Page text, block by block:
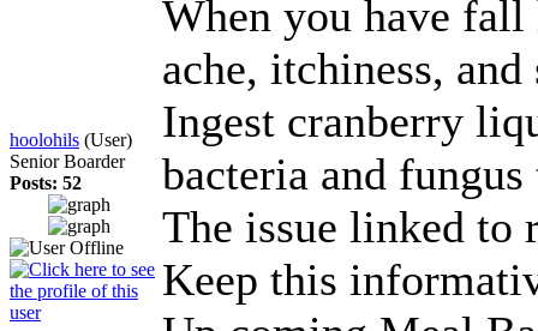
hoolohils (User)
Senior Boarder
Posts: 52
When you have fall
ache, itchiness,
Ingest cranberry
bacteria and
The issue linked to
Keep this